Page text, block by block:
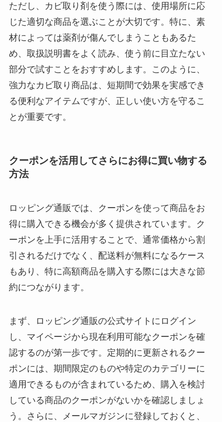
ただし、カビ取り剤を使う際には、使用場所に応
じた適切な商品を選ぶことが大切です。特に、素
材によっては薬剤が傷んでしまうこともあるた
め、取扱説明書をよく読み、使う前に目立たない
部分で試すことをおすすめします。このように、
強力なカビ取り商品は、短期間で効果を実感でき
る便利なアイテムですが、正しい使い方を守るこ
とが重要です。
クーポンを活用してさらにお得に買い物する
方法
ロッピング通販では、クーポンを使って商品をお
得に購入できる機会が多く提供されています。ク
ーポンを上手に活用することで、通常価格から割
引されるだけでなく、配送料が無料になるケース
もあり、特に高額商品を購入する際には大きな節
約につながります。
まず、ロッピング通販の公式サイトにログイン
し、マイページから現在利用可能なクーポンを確
認するのが第一歩です。定期的に更新されるクー
ポンには、期間限定のものや特定のカテゴリーに
適用できるものが含まれているため、購入を検討
している商品のクーポンがないかを確認しましょ
う。さらに、メールマガジンに登録しておくと、